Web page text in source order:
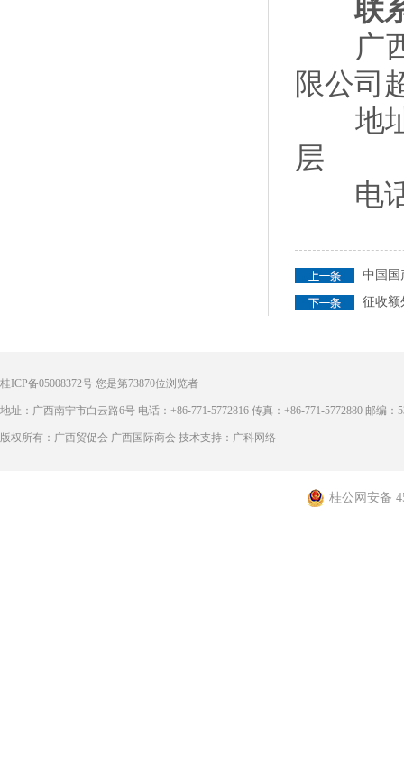
联系
广西
限公司
地址
层
电话
中国国
征收额
桂ICP备05008372号 您是第73870位浏览者
地址：广西南宁市白云路6号 电话：+86-771-5772816 传真：+86-771-5772880 邮编：
版权所有：广西贸促会 广西国际商会 技术支持：广科网络
桂公网安备